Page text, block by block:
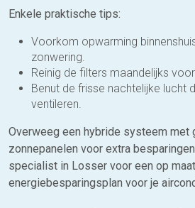
Enkele praktische tips:
Voorkom opwarming
zonwering.
Reinig de filters maandelijks
Benut de frisse nachtelijke lucht
ventileren.
Overweeg een hybride systeem met
zonnepanelen voor extra
specialist in Losser voor een op
energiebesparingsplan voor je